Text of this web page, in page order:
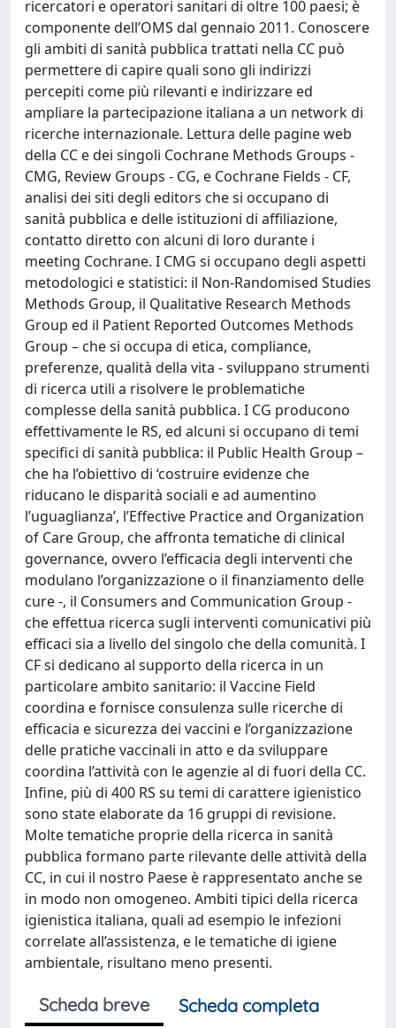
ricercatori e operatori sanitari di oltre 100 paesi; è
componente dell’OMS dal gennaio 2011. Conoscere
gli ambiti di sanità pubblica trattati nella CC può
permettere di capire quali sono gli indirizzi
percepiti come più rilevanti e indirizzare ed
ampliare la partecipazione italiana a un network di
ricerche internazionale. Lettura delle pagine web
della CC e dei singoli Cochrane Methods Groups -
CMG, Review Groups - CG, e Cochrane Fields - CF,
analisi dei siti degli editors che si occupano di
sanità pubblica e delle istituzioni di affiliazione,
contatto diretto con alcuni di loro durante i
meeting Cochrane. I CMG si occupano degli aspetti
metodologici e statistici: il Non-Randomised Studies
Methods Group, il Qualitative Research Methods
Group ed il Patient Reported Outcomes Methods
Group – che si occupa di etica, compliance,
preferenze, qualità della vita - sviluppano strumenti
di ricerca utili a risolvere le problematiche
complesse della sanità pubblica. I CG producono
effettivamente le RS, ed alcuni si occupano di temi
specifici di sanità pubblica: il Public Health Group –
che ha l’obiettivo di ‘costruire evidenze che
riducano le disparità sociali e ad aumentino
l’uguaglianza’, l’Effective Practice and Organization
of Care Group, che affronta tematiche di clinical
governance, ovvero l’efficacia degli interventi che
modulano l’organizzazione o il finanziamento delle
cure -, il Consumers and Communication Group -
che effettua ricerca sugli interventi comunicativi più
efficaci sia a livello del singolo che della comunità. I
CF si dedicano al supporto della ricerca in un
particolare ambito sanitario: il Vaccine Field
coordina e fornisce consulenza sulle ricerche di
efficacia e sicurezza dei vaccini e l’organizzazione
delle pratiche vaccinali in atto e da sviluppare
coordina l’attività con le agenzie al di fuori della CC.
Infine, più di 400 RS su temi di carattere igienistico
sono state elaborate da 16 gruppi di revisione.
Molte tematiche proprie della ricerca in sanità
pubblica formano parte rilevante delle attività della
CC, in cui il nostro Paese è rappresentato anche se
in modo non omogeneo. Ambiti tipici della ricerca
igienistica italiana, quali ad esempio le infezioni
correlate all’assistenza, e le tematiche di igiene
ambientale, risultano meno presenti.
Scheda breve
Scheda completa